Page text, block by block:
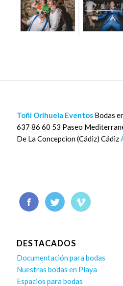
Toñi Orihuela EventosBodas
637 86 60 53 Paseo
De La Concepcion (Cádiz) Cádiz
DESTACADOS
Documentación para bodas
Nuestras bodas en Playa
Espacios para bodas